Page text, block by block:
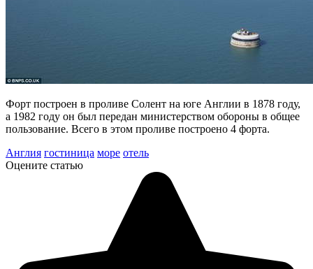
Форт построен в проливе Солент на юге Англии в 1878 году,
а 1982 году он был передан министерством обороны в общее
пользование. Всего в этом проливе построено 4 форта.
Англия гостиница море отель
Оцените статью